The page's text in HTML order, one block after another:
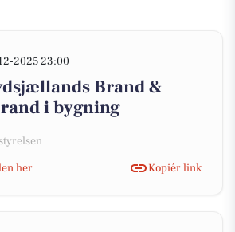
2025 23:00
Brand &
i bygning
her
Kopiér link